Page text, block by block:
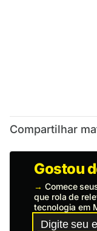
Compartilhar
Gostou
→ Comece
que rola de
tecnologia em